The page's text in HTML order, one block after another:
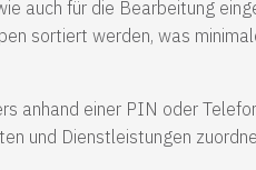
auch für die Bearbeitung
sortiert werden, was
anhand einer PIN oder
und Dienstleistungen